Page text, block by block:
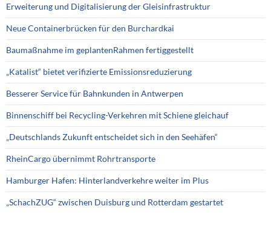
Erweiterung und Digitalisierung der Gleisinfrastruktur
Neue Containerbrücken für den Burchardkai
Baumaßnahme im geplantenRahmen fertiggestellt
„Katalist“ bietet verifizierte Emissionsreduzierung
Besserer Service für Bahnkunden in Antwerpen
Binnenschiff bei Recycling-Verkehren mit Schiene gleichauf
„Deutschlands Zukunft entscheidet sich in den Seehäfen“
RheinCargo übernimmt Rohrtransporte
Hamburger Hafen: Hinterlandverkehre weiter im Plus
„SchachZUG“ zwischen Duisburg und Rotterdam gestartet